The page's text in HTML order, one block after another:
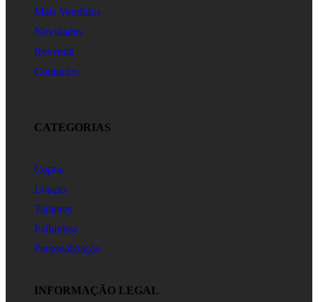
Mais Vendidos
Novidades
Revenda
Contactos
CATEGORIAS
Copos
Louças
Talheres
Palhinhas
Personalização
INFORMAÇÃO LEGAL